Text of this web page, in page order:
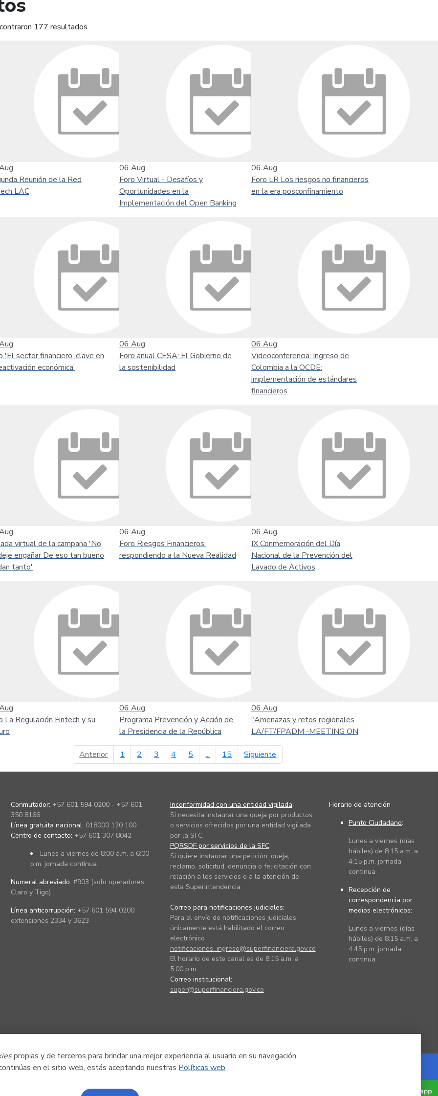
propias y de terceros para brindar una mejor experiencia al usuario en su navegación.
en el sitio web, estás aceptando nuestras Políticas web.
177 resultados.
Reunión de la Red
LAC
06 Aug
Foro Virtual - Desafíos y
Oportunidades en la
Implementación del Open Banking
06 Aug
Foro LR Los riesgos no financieros
en la era posconfinamiento
'El sector financiero, clave en
económica'
06 Aug
Foro anual CESA: El Gobierno de
la sostenibilidad
06 Aug
Videoconferencia: Ingreso de
Colombia a la OCDE:
implementación de estándares
financieros
virtual de la campaña 'No
engañar De eso tan bueno
tanto'
06 Aug
Foro Riesgos Financieros:
respondiendo a la Nueva Realidad
06 Aug
IX Conmemoración del Día
Nacional de la Prevención del
Lavado de Activos
La Regulación Fintech y su
06 Aug
Programa Prevención y Acción de
la Presidencia de la República
06 Aug
"Amenazas y retos regionales
LA/FT/FPADM -MEETING ON
Anteriorpágina anterior
1 2 3 4 5 ... 15 Siguiente
Conmutador: +57 601 594 0200 - +57 601
350 8166
Línea gratuita nacional: 018000 120 100
Centro de contacto: +57 601 307 8042
Lunes a viernes de 8:00 a.m. a 6:00
p.m. jornada continua.
Numeral abreviado: #903 (solo operadores
Claro y Tigo)
Línea anticorrupción: +57 601 594 0200
extensiones 2334 y 3623
Inconformidad con una entidad vigilada:
Si necesita instaurar una queja por productos
o servicios ofrecidos por una entidad vigilada
por la SFC.
PQRSDF por servicios de la SFC:
Si quiere instaurar una petición, queja,
reclamo, solicitud, denuncia o felicitación con
relación a los servicios o a la atención de
esta Superintendencia.
Correo para notificaciones judiciales:
Para el envío de notificaciones judiciales
únicamente está habilitado el correo
electrónico
notificaciones_ingreso@superfinanciera.gov.co
El horario de este canal es de 8:15 a.m. a
5:00 p.m.
Correo institucional:
super@superfinanciera.gov.co
Horario de atención
Punto Ciudadano:
Lunes a viernes (días
hábiles) de 8:15 a.m. a
4:15 p.m. jornada
continua
Recepción de
correspondencia por
medios electrónicos:
Lunes a viernes (días
hábiles) de 8:15 a.m. a
4:45 p.m. jornada
continua
Powered by Nexura